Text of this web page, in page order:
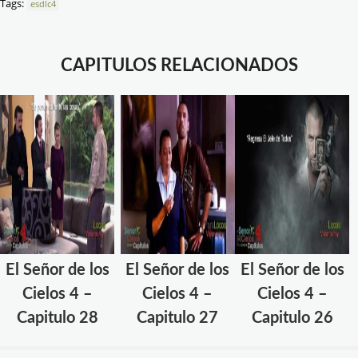
Tags: esdlc4
CAPITULOS RELACIONADOS
El Señor de los
Cielos 4 –
Capitulo 28
El Señor de los
Cielos 4 –
Capitulo 27
El Señor de los
Cielos 4 –
Capitulo 26